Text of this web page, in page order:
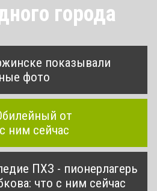
города
показывали
фото
от
ним сейчас
ПХЗ - пионерлагерь
что с ним сейчас